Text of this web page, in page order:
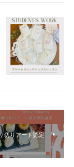
切りアート認定